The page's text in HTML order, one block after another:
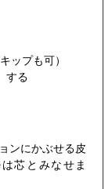
ップも可）
する
ンにかぶせる皮
芯とみなせま